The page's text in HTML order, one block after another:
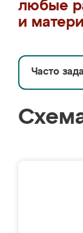
любые
и
Часто